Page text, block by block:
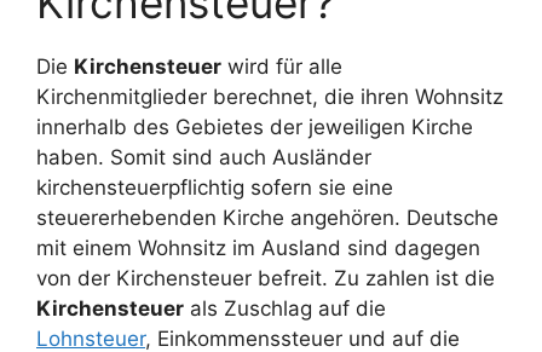
Die Kirchensteuer wird für alle
Kirchenmitglieder berechnet, die ihren Wohnsitz
innerhalb des Gebietes der jeweiligen Kirche
haben. Somit sind auch Ausländer
kirchensteuerpflichtig sofern sie eine
steuererhebenden Kirche angehören. Deutsche
mit einem Wohnsitz im Ausland sind dagegen
von der Kirchensteuer befreit. Zu zahlen ist die
Kirchensteuer als Zuschlag auf die
Lohnsteuer, Einkommenssteuer und auf die